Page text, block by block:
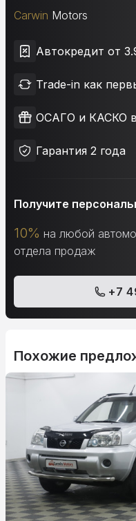
Carwin Motors
Автокредит от
Trade-in как
ОСАГО и КАСКО
Гарантия 2 года
Получите
10% на любой
отдела продаж
+7
Похожие